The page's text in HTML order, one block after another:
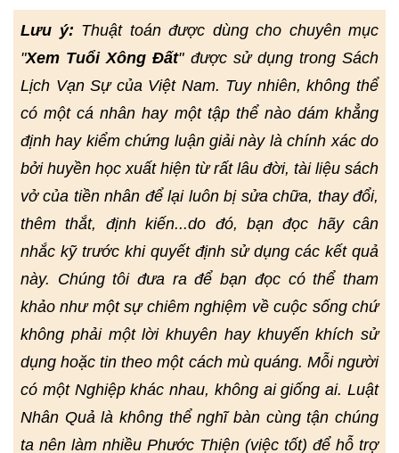
Lưu ý: Thuật toán được dùng cho chuyên mục
"Xem Tuổi Xông Đất" được sử dụng trong Sách
Lịch Vạn Sự của Việt Nam. Tuy nhiên, không thể
có một cá nhân hay một tập thể nào dám khẳng
định hay kiểm chứng luận giải này là chính xác do
bởi huyền học xuất hiện từ rất lâu đời, tài liệu sách
vở của tiền nhân để lại luôn bị sửa chữa, thay đổi,
thêm thắt, định kiến...do đó, bạn đọc hãy cân
nhắc kỹ trước khi quyết định sử dụng các kết quả
này. Chúng tôi đưa ra để bạn đọc có thể tham
khảo như một sự chiêm nghiệm về cuộc sống chứ
không phải một lời khuyên hay khuyến khích sử
dụng hoặc tin theo một cách mù quáng. Mỗi người
có một Nghiệp khác nhau, không ai giống ai. Luật
Nhân Quả là không thể nghĩ bàn cùng tận chúng
ta nên làm nhiều Phước Thiện (việc tốt) để hỗ trợ